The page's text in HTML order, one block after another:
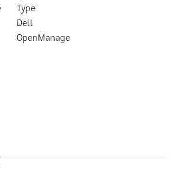
Type
Dell
OpenManage